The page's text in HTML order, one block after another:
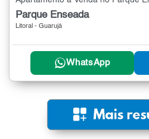
Parque Enseada
Litoral - Guarujá
WhatsApp